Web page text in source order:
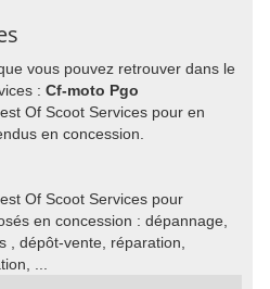
vous pouvez retrouver dans le
: Cf-moto Pgo
Of Scoot Services pour en
en concession.
Of Scoot Services pour
en concession : dépannage,
, dépôt-vente, réparation,
...